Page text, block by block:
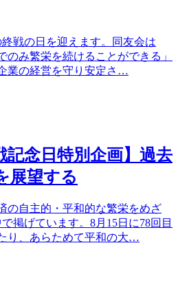
終戦の日を迎えます。同友会は
のみ繁栄を続けることができる」
業の経営を守り安定さ…
記念日特別企画】過去
展望する
の自主的・平和的な繁栄をめざ
掲げています。8月15日に78回目
り、あらためて平和の大…